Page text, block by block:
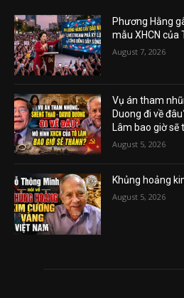
Phương Hằng
mẫu XHCN của
August 7, 2026
Vụ án tham
Duong đi về
Lâm bao giờ sẽ
August 5, 2026
Khủng hoảng
August 5, 2026